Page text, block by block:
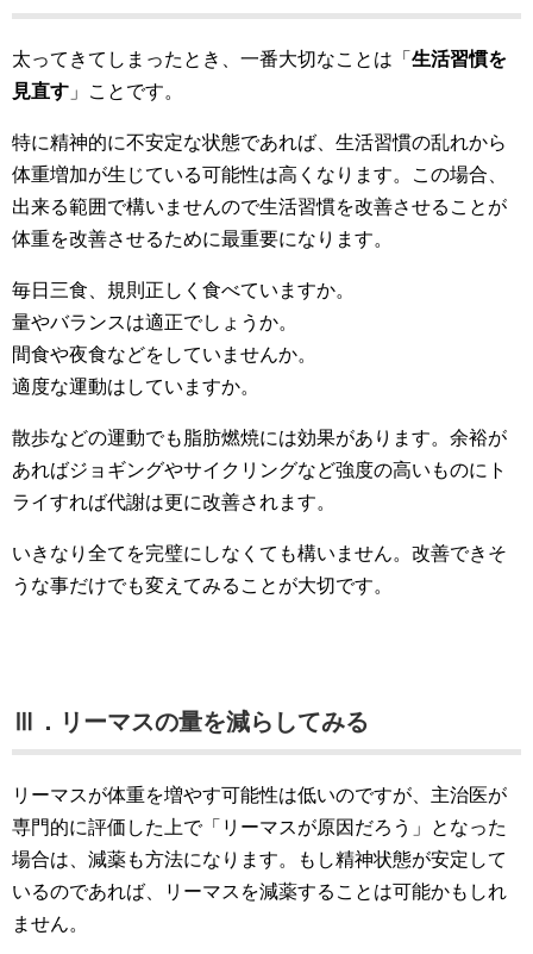
太ってきてしまったとき、一番大切なことは「 生活習慣を
見直す 」ことです。
特に精神的に不安定な状態であれば、生活習慣の乱れから
体重増加が生じている可能性は高くなります。この場合、
出来る範囲で構いませんので生活習慣を改善させることが
体重を改善させるために最重要になります。
毎日三食、規則正しく食べていますか。
量やバランスは適正でしょうか。
間食や夜食などをしていませんか。
適度な運動はしていますか。
散歩などの運動でも脂肪燃焼には効果があります。余裕が
あればジョギングやサイクリングなど強度の高いものにト
ライすれば代謝は更に改善されます。
いきなり全てを完璧にしなくても構いません。改善できそ
うな事だけでも変えてみることが大切です。
Ⅲ．リーマスの量を減らしてみる
リーマスが体重を増やす可能性は低いのですが、主治医が
専門的に評価した上で「リーマスが原因だろう」となった
場合は、減薬も方法になります。もし精神状態が安定して
いるのであれば、リーマスを減薬することは可能かもしれ
ません。